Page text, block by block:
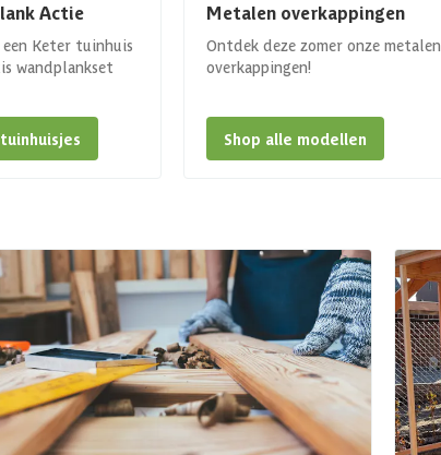
Actie
een Keter tuinhuis
wandplankset
Metalen overkappingen
Ontdek deze zomer onze metalen
overkappingen!
Shop alle modellen